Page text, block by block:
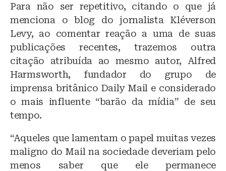
e
s
k
y
c
e
b
o
o
k
at
s
A
p
p
Para não ser repetitivo, citando o que já
menciona o blog do jornalista Kléverson
Levy, ao comentar reação a uma de suas
publicações recentes, trazemos outra
citação atribuída ao mesmo autor, Alfred
Harmsworth, fundador do grupo de
imprensa britânico Daily Mail e considerado
o mais influente “barão da mídia” de seu
tempo.
“Aqueles que lamentam o papel muitas vezes
maligno do Mail na sociedade deveriam pelo
menos saber que ele permanece